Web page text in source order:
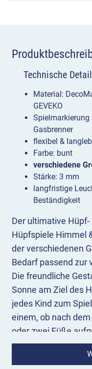
Der ultimative Hüpf-
Hüpfspiele Himmel
der verschiedenen
Bedarf passend zur
Die freundliche
Sonne am Ziel des
jedes Kind zum
einem, ob nach
oder zwei Füße
sportliche
an Kindergärten
Technische
Material:
GEVEKO
Gasbrenner
flexibel &
Farbe: bunt
verschiedene
Stärke: 3 mm
langfristige
Beständigkeit